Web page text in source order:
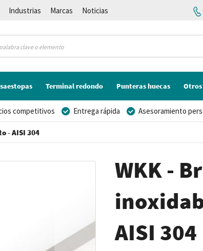
Industrias Marcas
Noticias
Terminal redondo Punteras huecas
competitivos Entrega rápida Asesoramiento
- AISI 304
WKK -
AISI 304